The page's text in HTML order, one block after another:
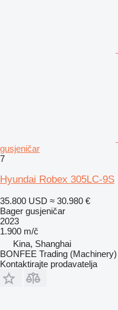
gusjeničar
7
Hyundai Robex 305LC-9S
35.800 USD ≈ 30.980 €
Bager gusjeničar
2023
1.900 m/č
Kina, Shanghai
BONFEE Trading (Machinery)
Kontaktirajte prodavatelja